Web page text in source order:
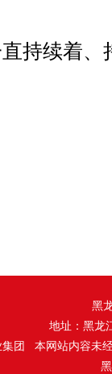
直持续着
黑
地址：黑龙
团 本网站内容未